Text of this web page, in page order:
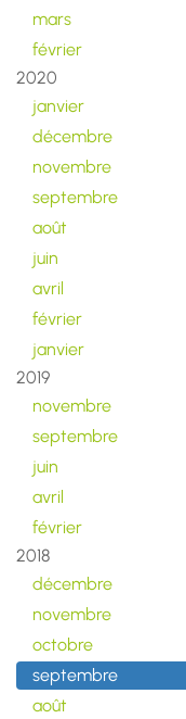
mars
février
2020
janvier
décembre
novembre
septembre
août
juin
avril
février
janvier
2019
novembre
septembre
juin
avril
février
2018
décembre
novembre
octobre
septembre
août